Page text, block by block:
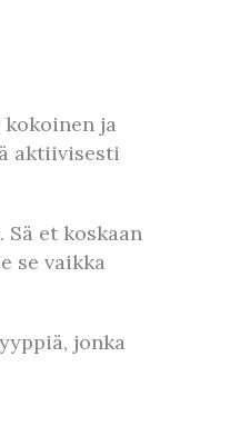
ja
aktiivisesti
et koskaan
se vaikka
jonka